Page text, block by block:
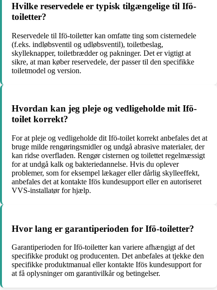
Hvilke reservedele er typisk tilgængelige til Ifö-
toiletter?
Reservedele til Ifö-toiletter kan omfatte ting som cisternedele
(f.eks. indløbsventil og udløbsventil), toiletbeslag,
skylleknapper, toiletbrædder og pakninger. Det er vigtigt at
sikre, at man køber reservedele, der passer til den specifikke
toiletmodel og version.
Hvordan kan jeg pleje og vedligeholde mit Ifö-
toilet korrekt?
For at pleje og vedligeholde dit Ifö-toilet korrekt anbefales det at
bruge milde rengøringsmidler og undgå abrasive materialer, der
kan ridse overfladen. Rengør cisternen og toilettet regelmæssigt
for at undgå kalk og bakteriedannelse. Hvis du oplever
problemer, som for eksempel lækager eller dårlig skylleeffekt,
anbefales det at kontakte Ifös kundesupport eller en autoriseret
VVS-installatør for hjælp.
Hvor lang er garantiperioden for Ifö-toiletter?
Garantiperioden for Ifö-toiletter kan variere afhængigt af det
specifikke produkt og producenten. Det anbefales at tjekke den
specifikke produktmanual eller kontakte Ifös kundesupport for
at få oplysninger om garantivilkår og betingelser.